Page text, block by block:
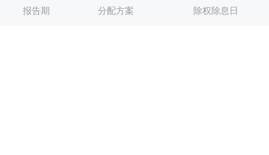
报告期 分配方案 除权除息日